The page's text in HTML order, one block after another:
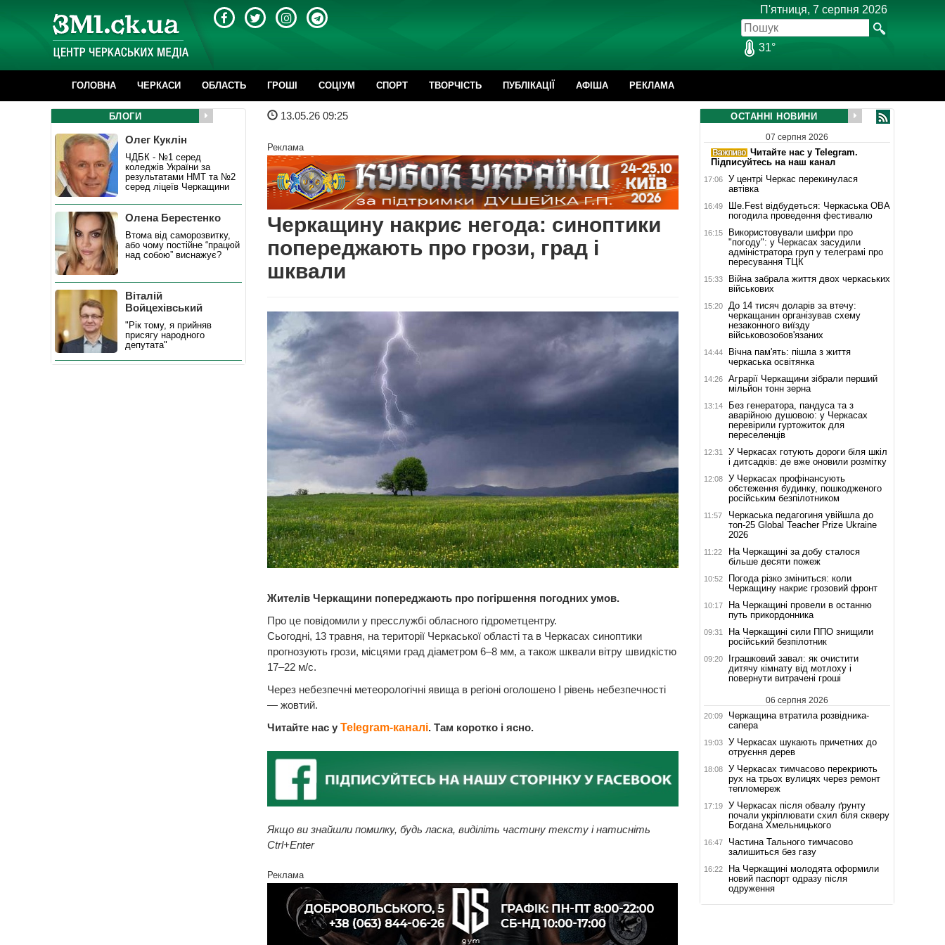
П'ятниця, 7 серпня 2026
31°
ГОЛОВНА ЧЕРКАСИ ОБЛАСТЬ ГРОШІ CОЦІУМ СПОРТ ТВОРЧІСТЬ ПУБЛІКАЦІЇ АФІША РЕКЛАМА
13.05.26 09:25
Реклама
Черкащину накриє негода: синоптики
попереджають про грози, град і
шквали
Жителів Черкащини попереджають про погіршення погодних умов.
Про це повідомили у пресслужбі обласного гідрометцентру.
Сьогодні, 13 травня, на території Черкаської області та в Черкасах синоптики
прогнозують грози, місцями град діаметром 6–8 мм, а також шквали вітру швидкістю
17–22 м/с.
Через небезпечні метеорологічні явища в регіоні оголошено I рівень небезпечності
— жовтий.
Читайте нас у Telegram-каналі. Там коротко і ясно.
Якщо ви знайшли помилку, будь ласка, виділіть частину тексту і натисніть
Ctrl+Enter
Реклама
БЛОГИ
Олег Куклін
ЧДБК - №1 серед
коледжів України за
результатами НМТ та №2
серед ліцеїв Черкащини
Олена Берестенко
Втома від саморозвитку,
або чому постійне “працюй
над собою” виснажує?
Віталій
Войцехівський
"Рік тому, я прийняв
присягу народного
депутата"
ОСТАННІ НОВИНИ
07 серпня 2026
Читайте нас у Telegram.
Підписуйтесь на наш канал
17:06
У центрі Черкас перекинулася
автівка
16:49
Ше.Fest відбудеться: Черкаська ОВА
погодила проведення фестивалю
16:15
Використовували шифри про
"погоду": у Черкасах засудили
адміністратора груп у телеграмі про
пересування ТЦК
15:33
Війна забрала життя двох черкаських
військових
15:20
До 14 тисяч доларів за втечу:
черкащанин організував схему
незаконного виїзду
військовозобов'язаних
14:44
Вічна пам'ять: пішла з життя
черкаська освітянка
14:26
Аграрії Черкащини зібрали перший
мільйон тонн зерна
13:14
Без генератора, пандуса та з
аварійною душовою: у Черкасах
перевірили гуртожиток для
переселенців
12:31
У Черкасах готують дороги біля шкіл
і дитсадків: де вже оновили розмітку
12:08
У Черкасах профінансують
обстеження будинку, пошкодженого
російським безпілотником
11:57
Черкаська педагогиня увійшла до
топ-25 Global Teacher Prize Ukraine
2026
11:22
На Черкащині за добу сталося
більше десяти пожеж
10:52
Погода різко зміниться: коли
Черкащину накриє грозовий фронт
10:17
На Черкащині провели в останню
путь прикордонника
09:31
На Черкащині сили ППО знищили
російський безпілотник
09:20
Іграшковий завал: як очистити
дитячу кімнату від мотлоху і
повернути витрачені гроші
06 серпня 2026
20:09
Черкащина втратила розвідника-
сапера
19:03
У Черкасах шукають причетних до
отруєння дерев
18:08
У Черкасах тимчасово перекриють
рух на трьох вулицях через ремонт
тепломереж
17:19
У Черкасах після обвалу ґрунту
почали укріплювати схил біля скверу
Богдана Хмельницького
16:47
Частина Тального тимчасово
залишиться без газу
16:22
На Черкащині молодята оформили
новий паспорт одразу після
одруження